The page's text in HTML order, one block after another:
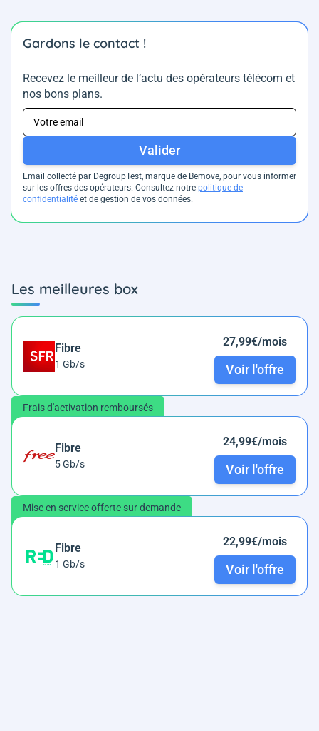
Gardons le contact !
Recevez le meilleur de l’actu des opérateurs télécom et
nos bons plans.
Valider
Email collecté par DegroupTest, marque de Bemove, pour vous informer
sur les offres des opérateurs. Consultez notre politique de
confidentialité et de gestion de vos données.
Les meilleures box
Fibre
1 Gb/s
27,99€/mois
Voir l'offre
Frais d'activation remboursés
Fibre
5 Gb/s
24,99€/mois
Voir l'offre
Mise en service offerte sur demande
Fibre
1 Gb/s
22,99€/mois
Voir l'offre